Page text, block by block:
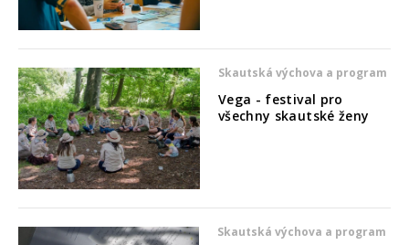
Skautská výchova a program
Vega - festival pro
všechny skautské ženy
Skautská výchova a program